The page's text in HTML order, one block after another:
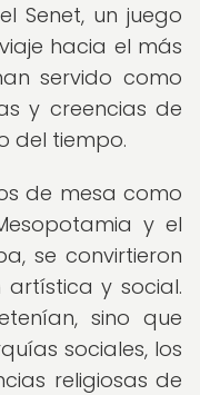
Senet, un juego
hacia el más
servido como
y creencias de
del tiempo.
de mesa como
y el
se convirtieron
y social.
sino que
sociales, los
religiosas de